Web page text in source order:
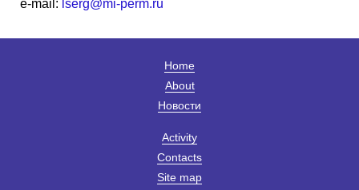
e-mail: lserg@mi-perm.ru
Home
About
Новости
Activity
Contacts
Site map